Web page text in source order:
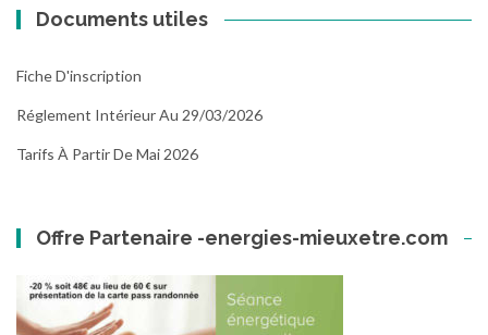
Documents utiles
Fiche D'inscription
Réglement Intérieur Au 29/03/2026
Tarifs À Partir De Mai 2026
Offre Partenaire -energies-mieuxetre.com